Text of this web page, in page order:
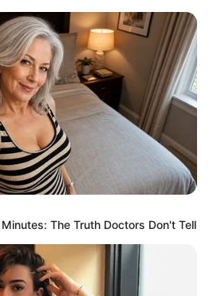
The Truth Doctors Don't Tell